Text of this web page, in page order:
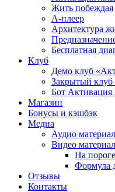
Жить побеждая
А-плеер
Архитектура
Бесплатная
Клуб
Демо клуб
Закрытый
Бот
Магазин
Бонусы и кэшбэк
Медиа
Аудио
Видео
На
Формула
Отзывы
Контакты